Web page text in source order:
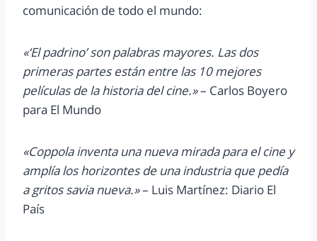
comunicación de todo el mundo:
«‘El padrino’ son palabras mayores. Las dos
primeras partes están entre las 10 mejores
películas de la historia del cine.»– Carlos Boyero
para El Mundo
«Coppola inventa una nueva mirada para el cine y
amplía los horizontes de una industria que pedía
a gritos savia nueva.»– Luis Martínez: Diario El
País